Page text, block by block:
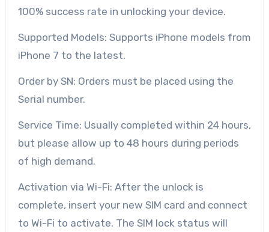
100% success rate in unlocking your device.
Supported Models: Supports iPhone models from
iPhone 7 to the latest.
Order by SN: Orders must be placed using the
Serial number.
Service Time: Usually completed within 24 hours,
but please allow up to 48 hours during periods
of high demand.
Activation via Wi-Fi: After the unlock is
complete, insert your new SIM card and connect
to Wi-Fi to activate. The SIM lock status will